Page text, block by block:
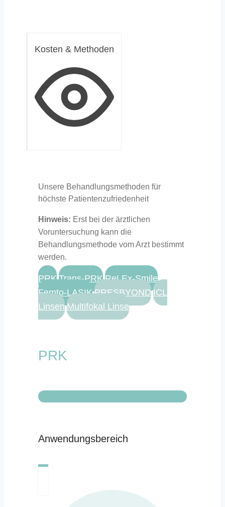
Kosten & Methoden
Unsere Behandlungsmethoden für
höchste Patientenzufriedenheit
Hinweis: Erst bei der ärztlichen
Voruntersuchung kann die
Behandlungsmethode vom Arzt bestimmt
werden.
PRK Trans-PRK ReLEx-Smile
Femto-LASIK PRESBYOND ICL
Linsen Multifokal Linse
PRK
Anwendungsbereich